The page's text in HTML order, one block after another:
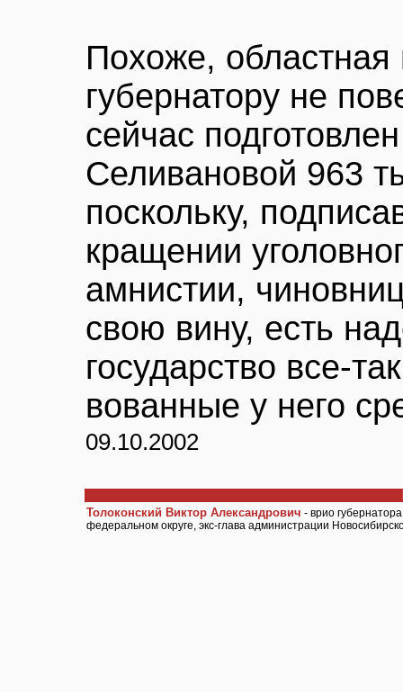
Похоже, областная
губернатору не
сейчас
Селивановой 963
поскольку,
кращении
амнистии,
свою вину, есть
государство все-
вованные у него
09.10.2002
Толоконский Виктор Александрович - врио
федеральном округе, экс-глава администрации